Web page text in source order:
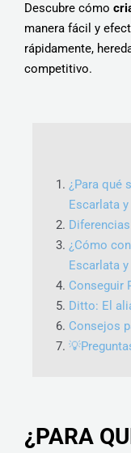
Descubre cómo
manera fácil y
rápidamente,
competitivo.
¿Para qué
Escarlata y
¿Cómo
Escarlata y
Conseguir
Ditto: El
Consejos
¿PARA